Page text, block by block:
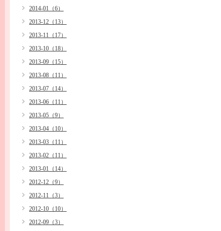
2014-01（6）
2013-12（13）
2013-11（17）
2013-10（18）
2013-09（15）
2013-08（11）
2013-07（14）
2013-06（11）
2013-05（9）
2013-04（10）
2013-03（11）
2013-02（11）
2013-01（14）
2012-12（9）
2012-11（3）
2012-10（10）
2012-09（3）